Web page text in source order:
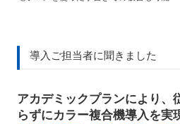
導入ご担当者に聞きました
アカデミックプランにより、
らずにカラー複合機導入を実